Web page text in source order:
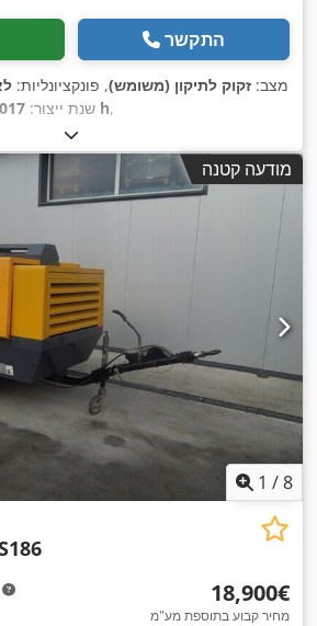
התקשר
מצב: זקוק לתיקון (משומש), פונקציונליות:
שנת ייצור: 1,154 h,
מודעה קטנה
1 /8
‏18,900 ‏€
מחיר קבוע בתוספת מע"מ